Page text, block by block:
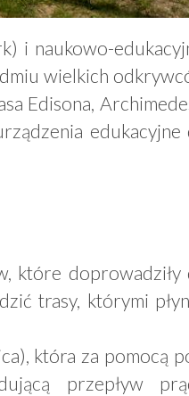
i naukowo-
wielkich
Edisona,
edukacyjne
które doprowadziły
trasy, którymi
która za pomocą
przepływ